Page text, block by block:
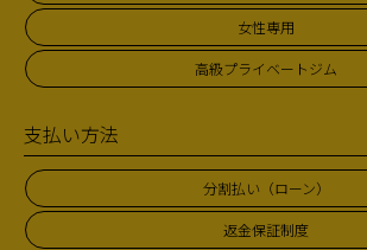
女性専用
高級プライベートジム
支払い方法
分割払い（ローン）
返金保証制度